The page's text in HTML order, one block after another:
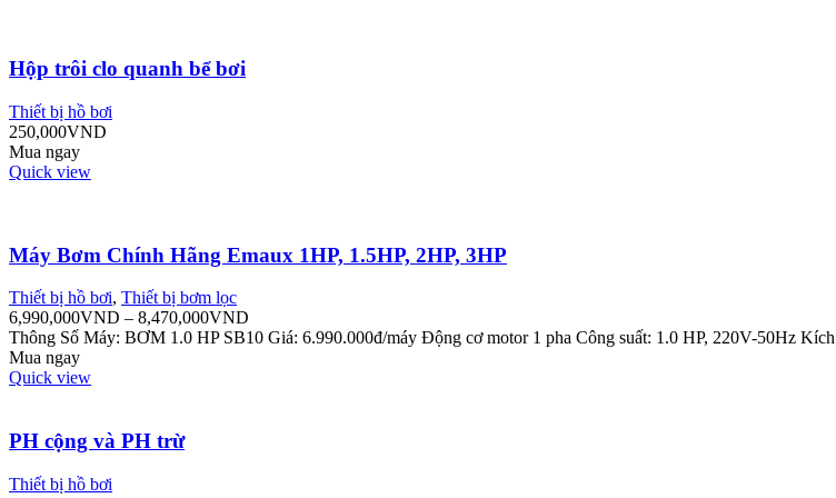
Hộp trôi clo quanh bể bơi
Thiết bị hồ bơi
250,000VND
Mua ngay
Quick view
Máy Bơm Chính Hãng Emaux 1HP, 1.5HP, 2HP, 3HP
Thiết bị hồ bơi, Thiết bị bơm lọc
6,990,000VND – 8,470,000VND
Thông Số Máy: BƠM 1.0 HP SB10 Giá: 6.990.000đ/máy Động cơ motor 1 pha Công suất: 1.0 HP, 220V-50Hz Kích
Mua ngay
Quick view
PH cộng và PH trừ
Thiết bị hồ bơi